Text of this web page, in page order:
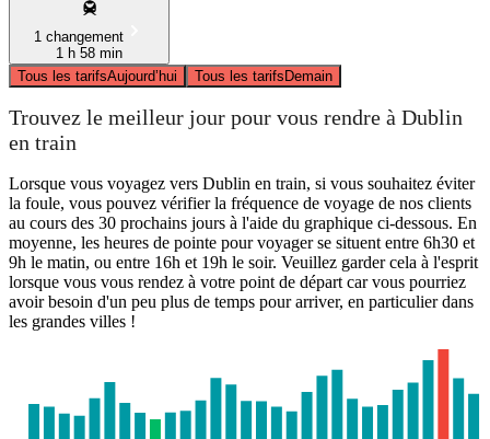
1 changement
1 h 58 min
Tous les tarifsAujourd’hui Tous les tarifsDemain
Trouvez le meilleur jour pour vous rendre à Dublin
en train
Lorsque vous voyagez vers Dublin en train, si vous souhaitez éviter
la foule, vous pouvez vérifier la fréquence de voyage de nos clients
au cours des 30 prochains jours à l'aide du graphique ci-dessous. En
moyenne, les heures de pointe pour voyager se situent entre 6h30 et
9h le matin, ou entre 16h et 19h le soir. Veuillez garder cela à l'esprit
lorsque vous vous rendez à votre point de départ car vous pourriez
avoir besoin d'un peu plus de temps pour arriver, en particulier dans
les grandes villes !